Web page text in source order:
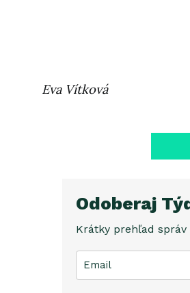
Eva Vítková
Odoberaj
Krátky prehľad správ